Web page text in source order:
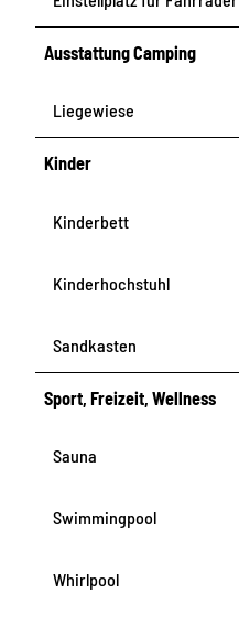
Ausstattung Camping
Liegewiese
Kinder
Kinderbett
Kinderhochstuhl
Sandkasten
Sport, Freizeit, Wellness
Sauna
Swimmingpool
Whirlpool